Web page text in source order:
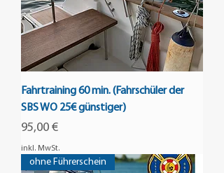
Fahrtraining 60 min. (Fahrschüler der
SBS WO 25€ günstiger)
Preis
95,00 €
inkl. MwSt.
ohne Führerschein